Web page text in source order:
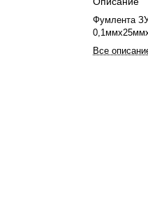
Фумлента
Все